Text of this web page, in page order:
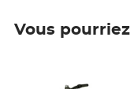
Vous